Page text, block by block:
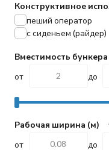
KRUGER
Chancee
Roots
Cleaning Evolution
Конструктивное
пеший оператор
с сиденьем (райдер)
Вместимость бункера
от
до
Рабочая ширина (м)
от
до